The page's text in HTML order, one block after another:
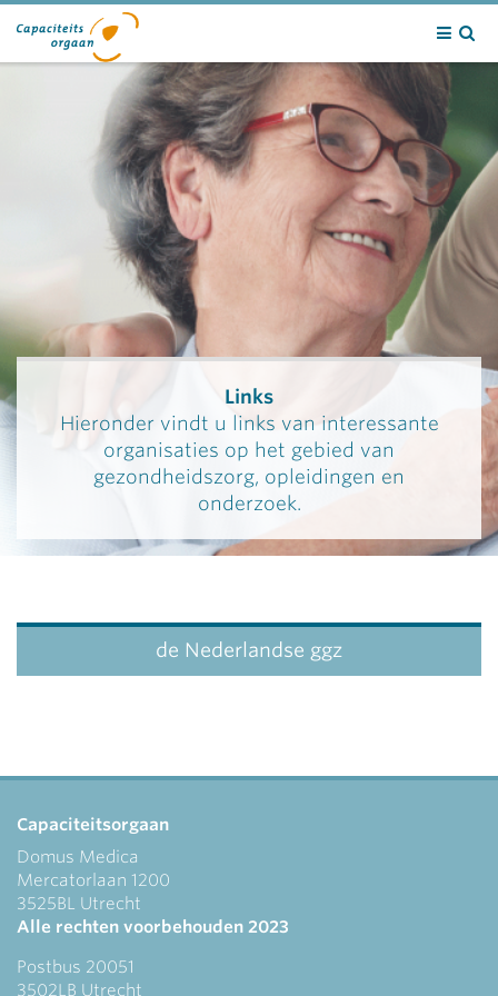
Links
Hieronder vindt u links van interessante
organisaties op het gebied van
gezondheidszorg, opleidingen en
onderzoek.
de Nederlandse ggz
Capaciteitsorgaan
Domus Medica
Mercatorlaan 1200
3525BL Utrecht
Alle rechten voorbehouden 2023
Postbus 20051
3502LB Utrecht